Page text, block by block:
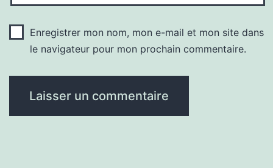
Enregistrer mon nom, mon e-mail et mon site dans
le navigateur pour mon prochain commentaire.